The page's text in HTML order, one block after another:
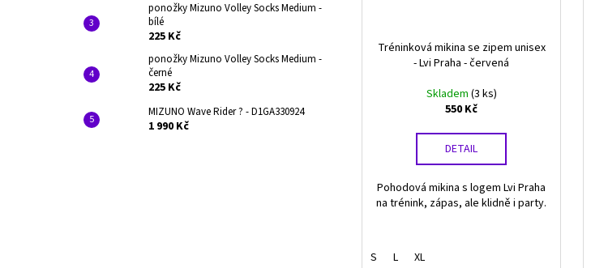
ponožky Mizuno Volley Socks Medium -
bílé
225 Kč
ponožky Mizuno Volley Socks Medium -
černé
225 Kč
MIZUNO Wave Rider ? - D1GA330924
1 990 Kč
Tréninková mikina se zipem unisex
- Lvi Praha - červená
Skladem (3 ks)
550 Kč
DETAIL
Pohodová mikina s logem Lvi Praha
na trénink, zápas, ale klidně i party.
S L XL